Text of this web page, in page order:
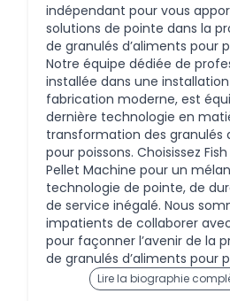
indépendant pour vous
solutions de pointe dans la
de granulés d’aliments pour
Notre équipe dédiée de
installée dans une
fabrication moderne, est
dernière technologie en
transformation des granulés
pour poissons. Choisissez
Pellet Machine pour un
technologie de pointe, de
de service inégalé. Nous
impatients de collaborer
pour façonner l’avenir de la
de granulés d’aliments pour
Lire la biographie